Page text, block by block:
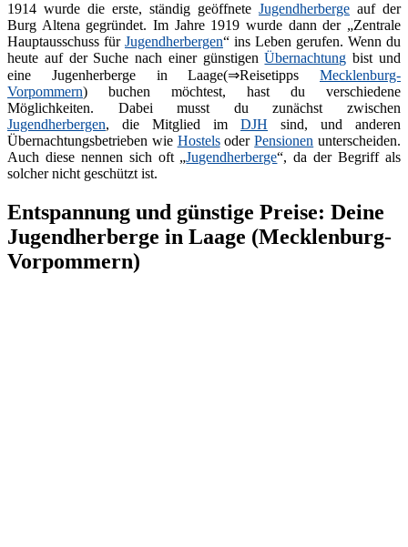
1914 wurde die erste, ständig geöffnete Jugendherberge auf der
Burg Altena gegründet. Im Jahre 1919 wurde dann der „Zentrale
Hauptausschuss für Jugendherbergen“ ins Leben gerufen. Wenn du
heute auf der Suche nach einer günstigenÜbernachtung bist und
eine Jugenherberge in Laage(⇒Reisetipps Mecklenburg-
Vorpommern) buchen möchtest, hast du verschiedene
Möglichkeiten. Dabei musst du zunächst zwischen
Jugendherbergen, die Mitglied im DJH sind, und anderen
Übernachtungsbetrieben wie HostelsoderPensionen unterscheiden.
Auch diese nennen sich oft „Jugendherberge“, da der Begriff als
solcher nicht geschützt ist.
Entspannung und günstige Preise: Deine
Jugendherberge in Laage (Mecklenburg-
Vorpommern)